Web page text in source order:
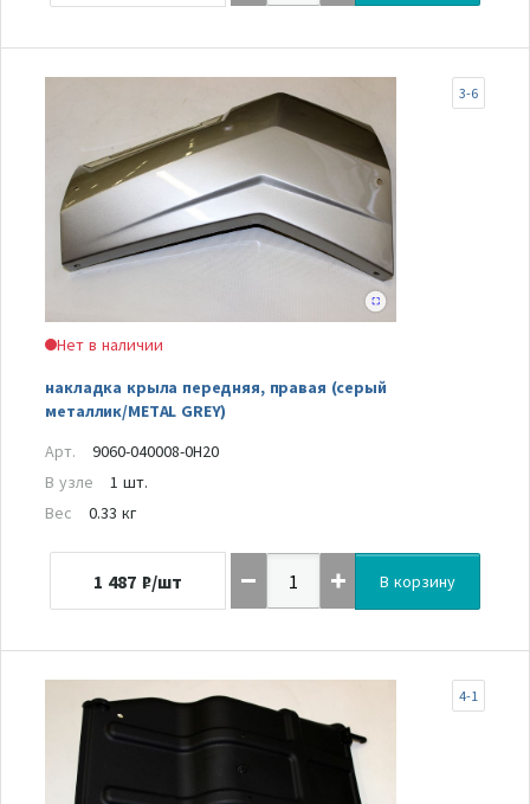
Нет в наличии
накладка крыла передняя, правая (серый
металлик/METAL GREY)
3-6
Арт.
9060-040008-0H20
В узле
1 шт.
Вес
0.33 кг
1 487 ₽/шт В корзину
4-1